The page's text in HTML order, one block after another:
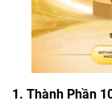
1. Thành Phần